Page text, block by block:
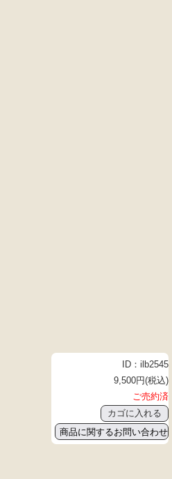
ID：ilb2545
9,500円(税込)
ご売約済
商品に関するお問い合わせ